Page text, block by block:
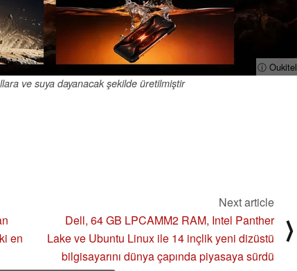
ⓘ Oukitel
ve suya dayanacak şekilde üretilmiştir
en
Next article
Dell, 64 GB LPCAMM2 RAM, Intel Panther
Lake ve Ubuntu Linux ile 14 inçlik yeni dizüstü
bilgisayarını dünya çapında piyasaya sürdü
⟩